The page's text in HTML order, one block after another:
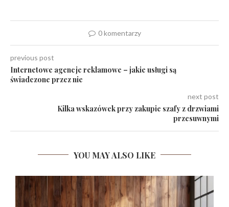
0 komentarzy
previous post
Internetowe agencje reklamowe – jakie usługi są
świadczone przez nie
next post
Kilka wskazówek przy zakupie szafy z drzwiami
przesuwnymi
YOU MAY ALSO LIKE